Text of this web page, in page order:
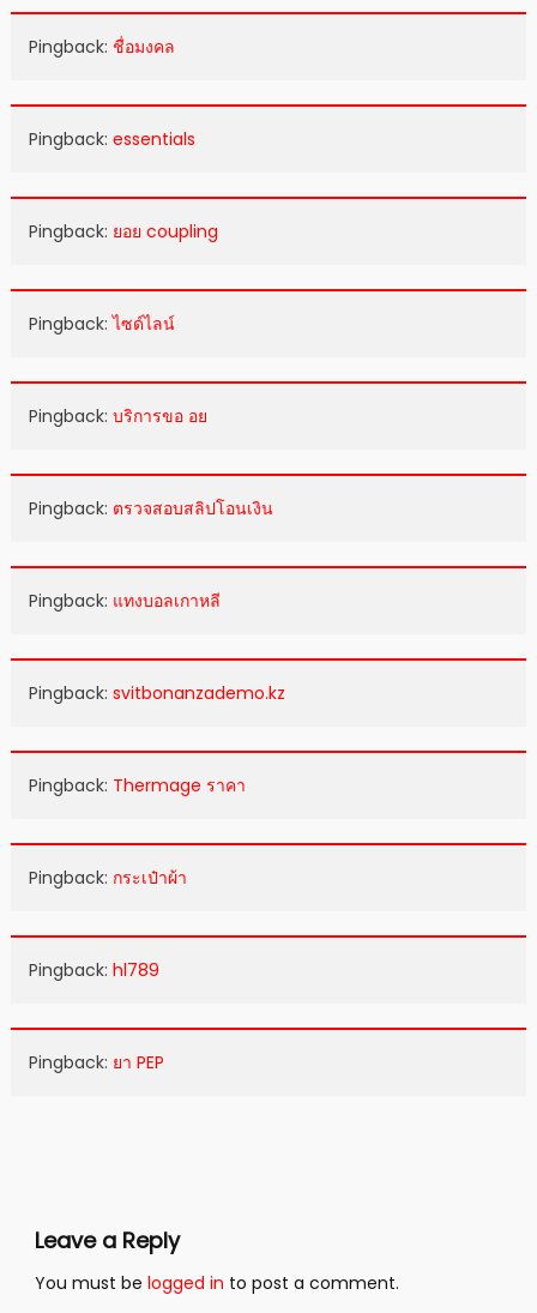
Pingback: ชื่อมงคล
Pingback: essentials
Pingback: ยอย coupling
Pingback:ไซด์ไลน์
Pingback: บริการขอ อย
Pingback: ตรวจสอบสลิปโอนเงิน
Pingback: แทงบอลเกาหลี
Pingback: svitbonanzademo.kz
Pingback: Thermage ราคา
Pingback: กระเป๋าผ้า
Pingback: hl789
Pingback: ยา PEP
Leave a Reply
You must be logged in to post a comment.